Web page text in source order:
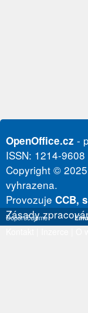
OpenOffice.cz -
ISSN: 1214-9608
Copyright ©
vyhrazena.
Provozuje CCB,
Zásady
Doporučujeme